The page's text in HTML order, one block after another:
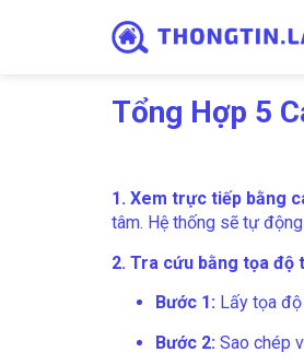
Tổng Hợp 5
1. Xem trực tiếp bằng
tâm. Hệ thống sẽ tự
2. Tra cứu bằng tọa độ
Bước 1: Lấy tọa
Bước 2: Sao chép